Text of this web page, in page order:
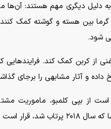
به دلیل دیگری مهم هستند:
بین هسته و گوشته کمک کنند
شود.
از کربن کمک کند. فرایند‌هایی
و آثار مشابهی را برجای
است از بپی کلمبو، ماموریت